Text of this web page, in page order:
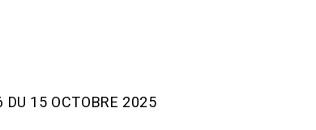
DU 15 OCTOBRE 2025